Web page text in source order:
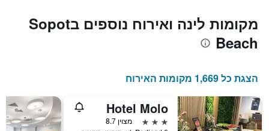
מקומות לינה ואירוח נוספים בSopot
Beach
הצגת כל 1,669 מקומות האירוח
Hotel Molo
3 כוכבים
מצוין 8.7